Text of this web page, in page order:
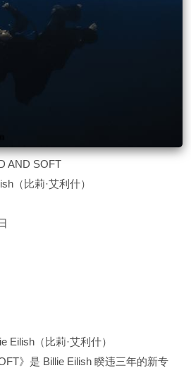
AND SOFT
（比莉·艾利什）
Eilish（比莉·艾利什）
》是 Billie Eilish 睽违三年的新专